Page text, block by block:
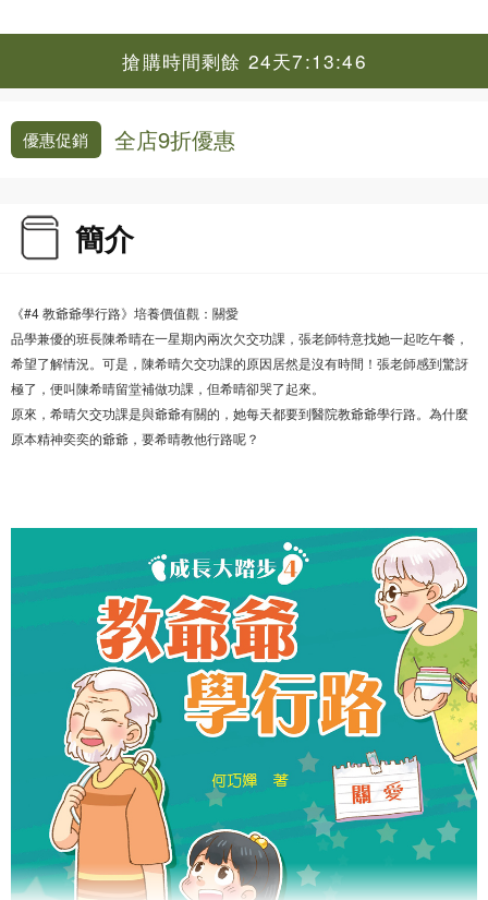
搶購時間剩餘 24天7:13:46
優惠促銷 全店9折優惠
簡介
《#4 教爺爺學行路》培養價值觀：關愛
品學兼優的班長陳希晴在一星期內兩次欠交功課，張老師特意找她一起吃午餐，
希望了解情況。可是，陳希晴欠交功課的原因居然是沒有時間！張老師感到驚訝
極了，便叫陳希晴留堂補做功課，但希晴卻哭了起來。
原來，希晴欠交功課是與爺爺有關的，她每天都要到醫院教爺爺學行路。為什麼
原本精神奕奕的爺爺，要希晴教他行路呢？